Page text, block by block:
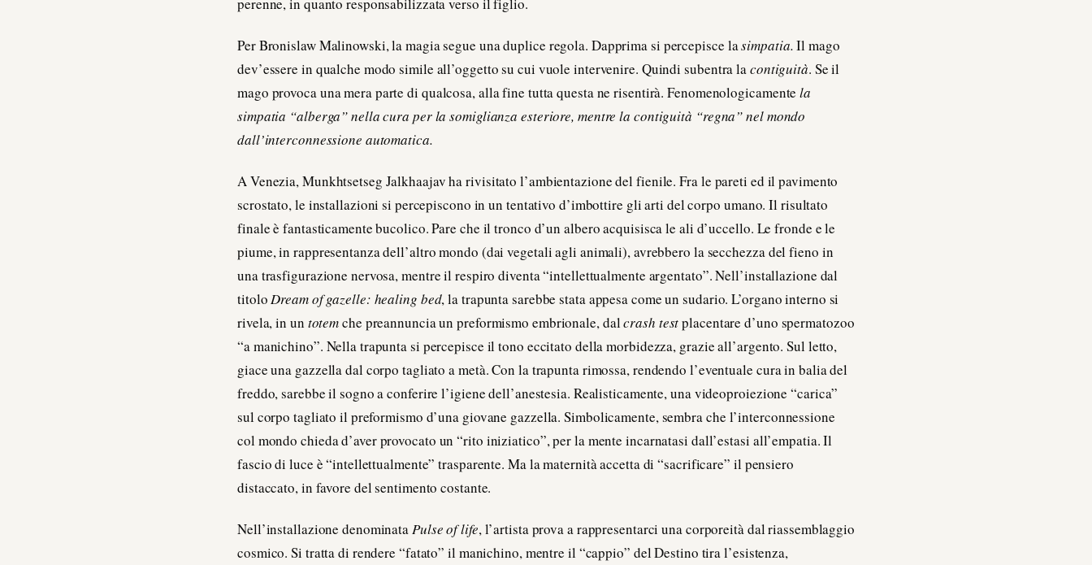
Per Bronislaw Malinowski, la magia segue una duplice regola. Dapprima si percepisce lasimpatia.Il mago
dev’essere in qualche modo simile all’oggetto su cui vuole intervenire. Quindi subentra lacontiguità. Se il
mago provoca una mera parte di qualcosa, alla fine tutta questa ne risentirà. Fenomenologicamentela
simpatia “alberga” nella cura per la somiglianza esteriore, mentre la contiguità “regna” nel mondo
dall’interconnessione automatica.
A Venezia, Munkhtsetseg Jalkhaajav ha rivisitato l’ambientazione del fienile. Fra le pareti ed il pavimento
scrostato, le installazioni si percepiscono in un tentativo d’imbottire gli arti del corpo umano. Il risultato
finale è fantasticamente bucolico. Pare che il tronco d’un albero acquisisca le ali d’uccello. Le fronde e le
piume, in rappresentanza dell’altro mondo (dai vegetali agli animali), avrebbero la secchezza del fieno in
una trasfigurazione nervosa, mentre il respiro diventa “intellettualmente argentato”. Nell’installazione dal
titoloDream of gazelle: healing bed, la trapunta sarebbe stata appesa come un sudario. L’organo interno si
rivela, in un totemche preannuncia un preformismo embrionale, dalcrash testplacentare d’uno spermatozoo
“a manichino”. Nella trapunta si percepisce il tono eccitato della morbidezza, grazie all’argento. Sul letto,
giace una gazzella dal corpo tagliato a metà. Con la trapunta rimossa, rendendo l’eventuale cura in balia del
freddo, sarebbe il sogno a conferire l’igiene dell’anestesia. Realisticamente, una videoproiezione “carica”
sul corpo tagliato il preformismo d’una giovane gazzella. Simbolicamente, sembra che l’interconnessione
col mondo chieda d’aver provocato un “rito iniziatico”, per la mente incarnatasi dall’estasi all’empatia. Il
fascio di luce è “intellettualmente” trasparente. Ma la maternità accetta di “sacrificare” il pensiero
distaccato, in favore del sentimento costante.
Nell’installazione denominataPulse of life, l’artista prova a rappresentarci una corporeità dal riassemblaggio
cosmico. Si tratta di rendere “fatato” il manichino, mentre il “cappio” del Destino tira l’esistenza,